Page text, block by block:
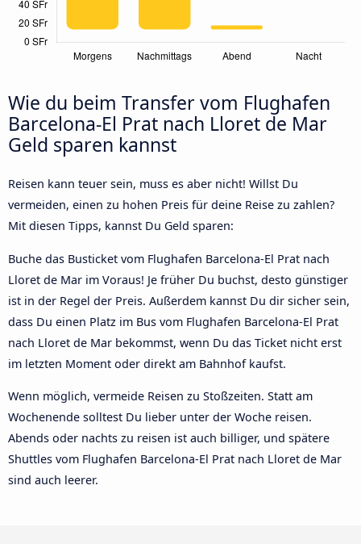
Wie du beim Transfer vom Flughafen
Barcelona-El Prat nach Lloret de Mar
Geld sparen kannst
Reisen kann teuer sein, muss es aber nicht! Willst Du
vermeiden, einen zu hohen Preis für deine Reise zu zahlen?
Mit diesen Tipps, kannst Du Geld sparen:
Buche das Busticket vom Flughafen Barcelona-El Prat nach
Lloret de Mar im Voraus! Je früher Du buchst, desto günstiger
ist in der Regel der Preis. Außerdem kannst Du dir sicher sein,
dass Du einen Platz im Bus vom Flughafen Barcelona-El Prat
nach Lloret de Mar bekommst, wenn Du das Ticket nicht erst
im letzten Moment oder direkt am Bahnhof kaufst.
Wenn möglich, vermeide Reisen zu Stoßzeiten. Statt am
Wochenende solltest Du lieber unter der Woche reisen.
Abends oder nachts zu reisen ist auch billiger, und spätere
Shuttles vom Flughafen Barcelona-El Prat nach Lloret de Mar
sind auch leerer.